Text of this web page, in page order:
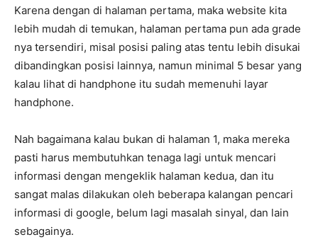
Karena dengan di halaman pertama, maka website kita
lebih mudah di temukan, halaman pertama pun ada grade
nya tersendiri, misal posisi paling atas tentu lebih disukai
dibandingkan posisi lainnya, namun minimal 5 besar yang
kalau lihat di handphone itu sudah memenuhi layar
handphone.
Nah bagaimana kalau bukan di halaman 1, maka mereka
pasti harus membutuhkan tenaga lagi untuk mencari
informasi dengan mengeklik halaman kedua, dan itu
sangat malas dilakukan oleh beberapa kalangan pencari
informasi di google, belum lagi masalah sinyal, dan lain
sebagainya.